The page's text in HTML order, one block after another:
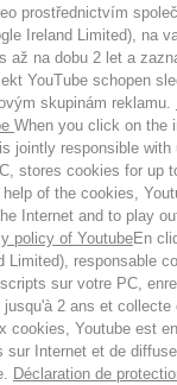
prostřednictvím
Ireland Limited), na
až na dobu 2 let a
YouTube schopen
skupinám reklamu.
When you click on the
jointly responsible
stores cookies for up
of the cookies,
Internet and to play
policy of YoutubeEn
Limited), responsable
sur votre PC,
jusqu'à 2 ans et collecte
cookies, Youtube est
sur Internet et de
Déclaration de